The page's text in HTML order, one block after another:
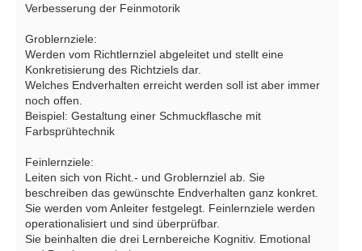
Verbesserung der Feinmotorik
Groblernziele:
Werden vom Richtlernziel abgeleitet und stellt eine
Konkretisierung des Richtziels dar.
Welches Endverhalten erreicht werden soll ist aber immer
noch offen.
Beispiel: Gestaltung einer Schmuckflasche mit
Farbsprühtechnik
Feinlernziele:
Leiten sich von Richt.- und Groblernziel ab. Sie
beschreiben das gewünschte Endverhalten ganz konkret.
Sie werden vom Anleiter festgelegt. Feinlernziele werden
operationalisiert und sind überprüfbar.
Sie beinhalten die drei Lernbereiche Kognitiv. Emotional